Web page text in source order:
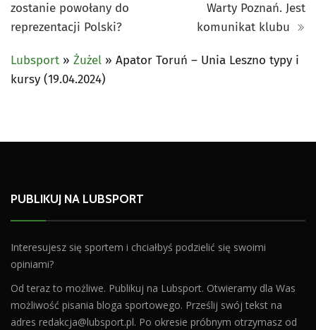
zostanie powołany do
reprezentacji Polski?
Warty Poznań. Jest
komunikat klubu
Lubsport » Żużel » Apator Toruń – Unia Leszno typy i
kursy (19.04.2024)
PUBLIKUJ NA LUBSPORT
Interesujesz się sportem i chciałbyś podzielić się swoimi
opiniami?
Od teraz to możliwe. Publikuj na Lubsport. Otwieramy dla Was
możliwość pisania bloga sportowego. Prześlij swój tekst na
adres redakcja@lubsport.pl. Po okresie próbnym otrzymasz od